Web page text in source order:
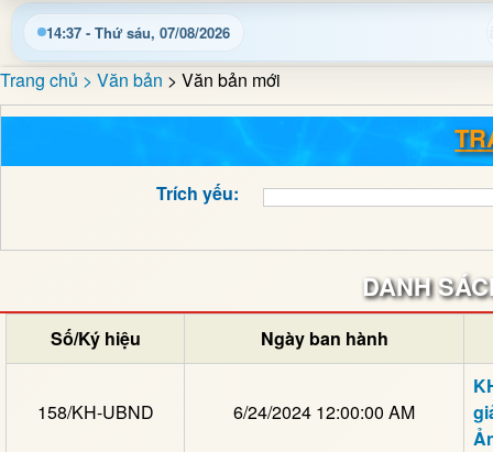
14:37 - Thứ sáu, 07/08/2026
Cập nhật thông tin điều hành, thủ tục hành chính và tin
Trang chủ > Văn bản > Văn bản mới
Trích yếu:
DANH
Số/Ký hiệu Ngày ban hành
158/KH-UBND 6/24/2024 12:00:00 AM